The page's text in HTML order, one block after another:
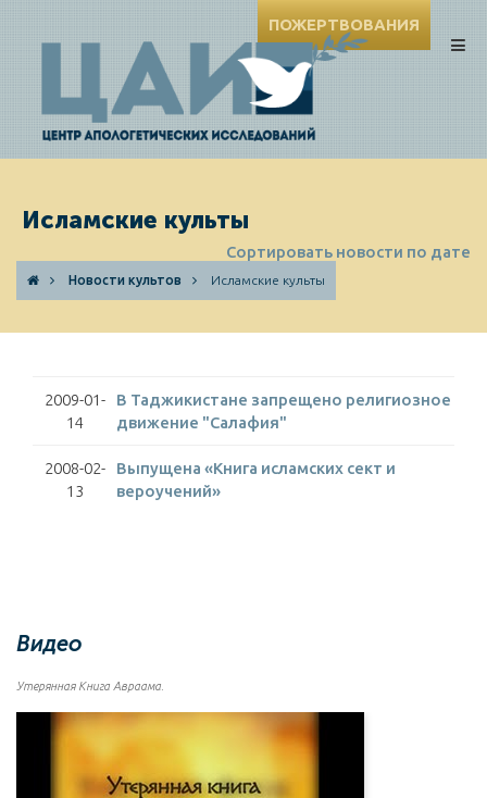
ПОЖЕРТВОВАНИЯ
Исламские культы
Сортировать новости по дате
Новости культов Исламские культы
2009-01-
14
В Таджикистане запрещено религиозное
движение "Салафия"
2008-02-
13
Выпущена «Книга исламских сект и
вероучений»
Видео
Утерянная Книга Авраама.